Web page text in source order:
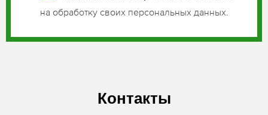
на обработку своих персональных данных.
Контакты